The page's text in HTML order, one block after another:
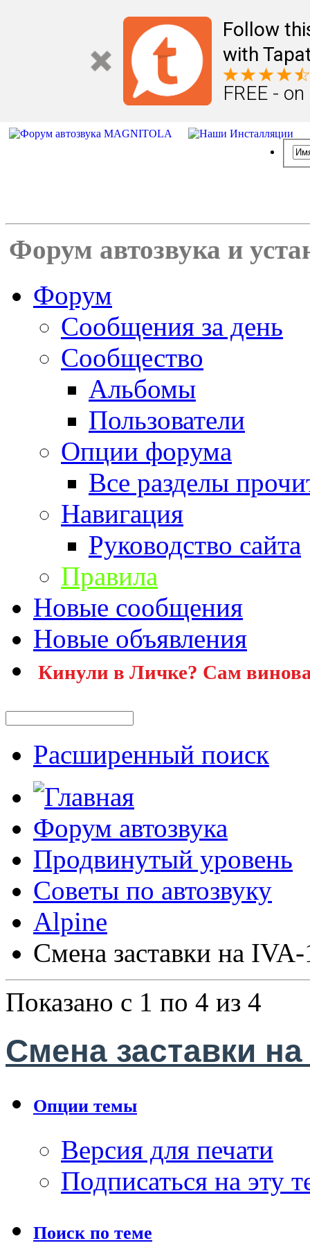
Follow
with
FREE -
Форум автозвука и
Форум
Сообщения за день
Сообщество
Альбомы
Пользователи
Опции форума
Все разделы
Навигация
Руководство сайта
Правила
Новые сообщения
Новые объявления
Кинули в Личке? Сам
Расширенный поиск
Форум автозвука
Продвинутый уровень
Советы по автозвуку
Alpine
Смена заставки на
Показано с 1 по 4 из 4
Смена заставки на
Опции темы
Версия для печати
Подписаться на эту
Поиск по теме